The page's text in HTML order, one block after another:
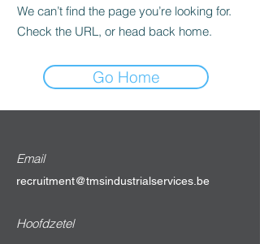
We can’t find the page you’re looking for.
Check the URL, or head back home.
Go Home
Email
recruitment@tmsindustrialservices.be
Hoofdzetel